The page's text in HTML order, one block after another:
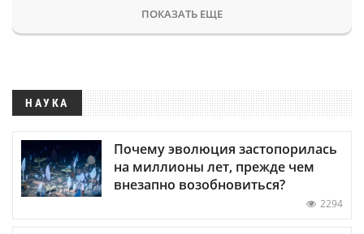
ПОКАЗАТЬ ЕЩЕ
НАУКА
Почему эволюция застопорилась
на миллионы лет, прежде чем
внезапно возобновиться?
2294